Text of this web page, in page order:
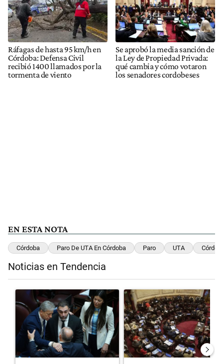
Ráfagas de hasta 95 km/h en
Córdoba: Defensa Civil
recibió 1400 llamados por la
tormenta de viento
Se aprobó la media sanción de
la Ley de Propiedad Privada:
qué cambia y cómo votaron
los senadores cordobeses
EN ESTA NOTA
Córdoba Paro De UTA En Córdoba Paro UTA
Noticias en Tendencia
Un artículo de tendencia con el título "Encuesta, mientras el
Un artículo de tendencia con el